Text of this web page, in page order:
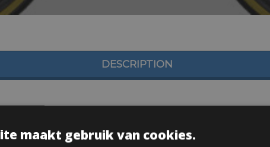
DESCRIPTION
maakt gebruik van cookies.